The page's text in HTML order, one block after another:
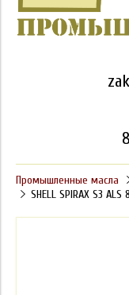
Промышленные масла
SHELL SPIRAX S3